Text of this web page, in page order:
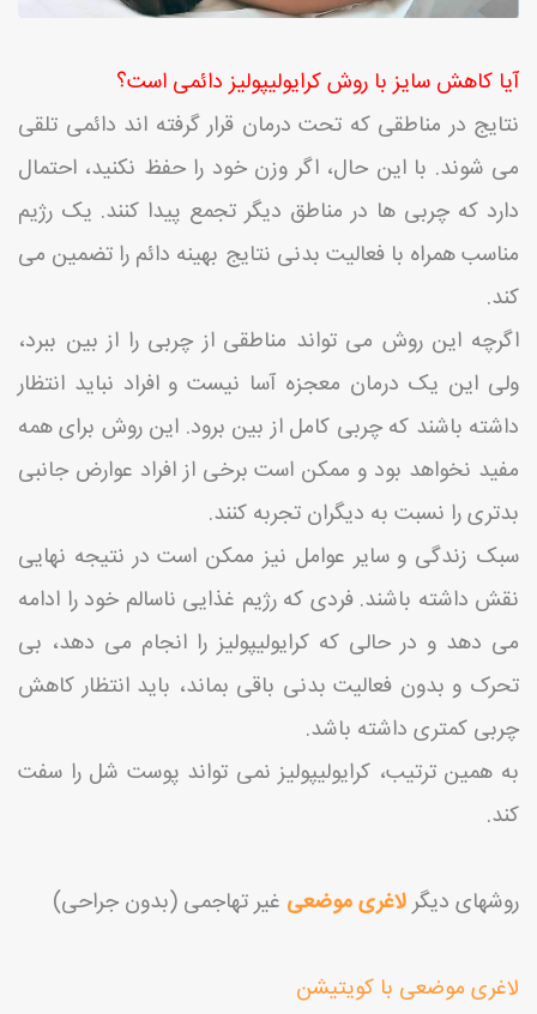
آیا کاهش سایز با روشکرایولیپولیز دائمی است؟
نتایج در مناطقی که تحت درمان قرار گرفته اند دائمی تلقی
می شوند. با این حال، اگر وزن خود را حفظ نکنید، احتمال
دارد که چربی ها در مناطق دیگر تجمع پیدا کنند. یک رژیم
مناسب همراه با فعالیت بدنی نتایج بهینه دائم را تضمین می
کند.
اگرچه این روش می تواند مناطقی از چربی را از بین ببرد،
ولی این یک درمان معجزه آسا نیست و افراد نباید انتظار
داشته باشند که چربی کامل از بین برود. این روش برای همه
مفید نخواهد بود و ممکن است برخی از افراد عوارض جانبی
بدتری را نسبت به دیگران تجربه کنند.
سبک زندگی و سایر عوامل نیز ممکن است در نتیجه نهایی
نقش داشته باشند. فردی که رژیم غذایی ناسالم خود را ادامه
می دهد و در حالی که کرایولیپولیز را انجام می دهد، بی
تحرک و بدون فعالیت بدنی باقی بماند، باید انتظار کاهش
چربی کمتری داشته باشد.
به همین ترتیب، کرایولیپولیز نمی تواند پوست شل را سفت
کند.
روشهای دیگرلاغری موضعی غیر تهاجمی (بدون جراحی)
لاغری موضعی با کویتیشن